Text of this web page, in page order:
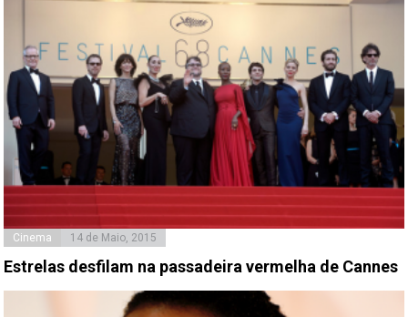
Cinema 14 de Maio, 2015
Estrelas desfilam na passadeira vermelha de Cannes